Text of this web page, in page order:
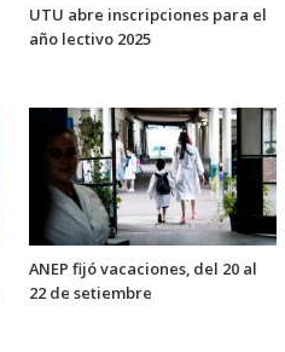
UTU abre inscripciones para el
año lectivo 2025
ANEP fijó vacaciones, del 20 al
22 de setiembre